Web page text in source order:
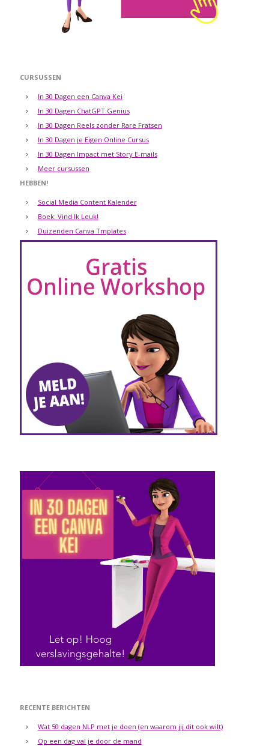
CURSUSSEN
In 30 Dagen een Canva Kei
In 30 Dagen ChatGPT Genius
In 30 Dagen Reels zonder Rare Fratsen
In 30 Dagen je Eigen Online Cursus
In 30 Dagen Impact met Story E-mails
Meer cursussen
HEBBEN!
Social Media Content Kalender
Boek: Vind Ik Leuk!
Duizenden Canva Tmplates
RECENTE BERICHTEN
Wat 50 dagen NLP met je doen (en waarom jij dit ook wilt)
Op een dag val je door de mand